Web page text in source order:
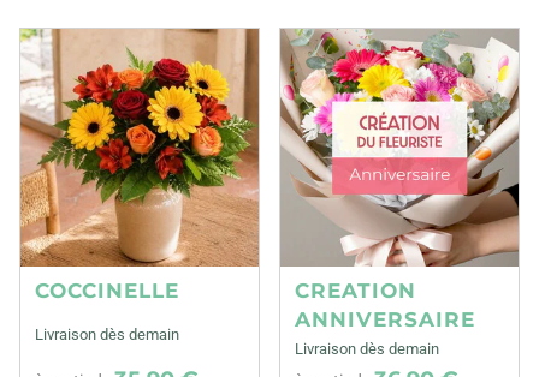
COCCINELLE
Livraison dès demain
CREATION
ANNIVERSAIRE
Livraison dès demain